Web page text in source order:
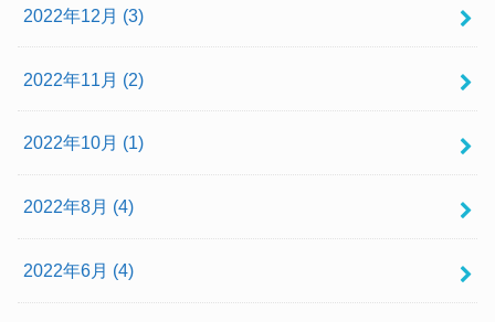
2022年12月 (3)
2022年11月 (2)
2022年10月 (1)
2022年8月 (4)
2022年6月 (4)